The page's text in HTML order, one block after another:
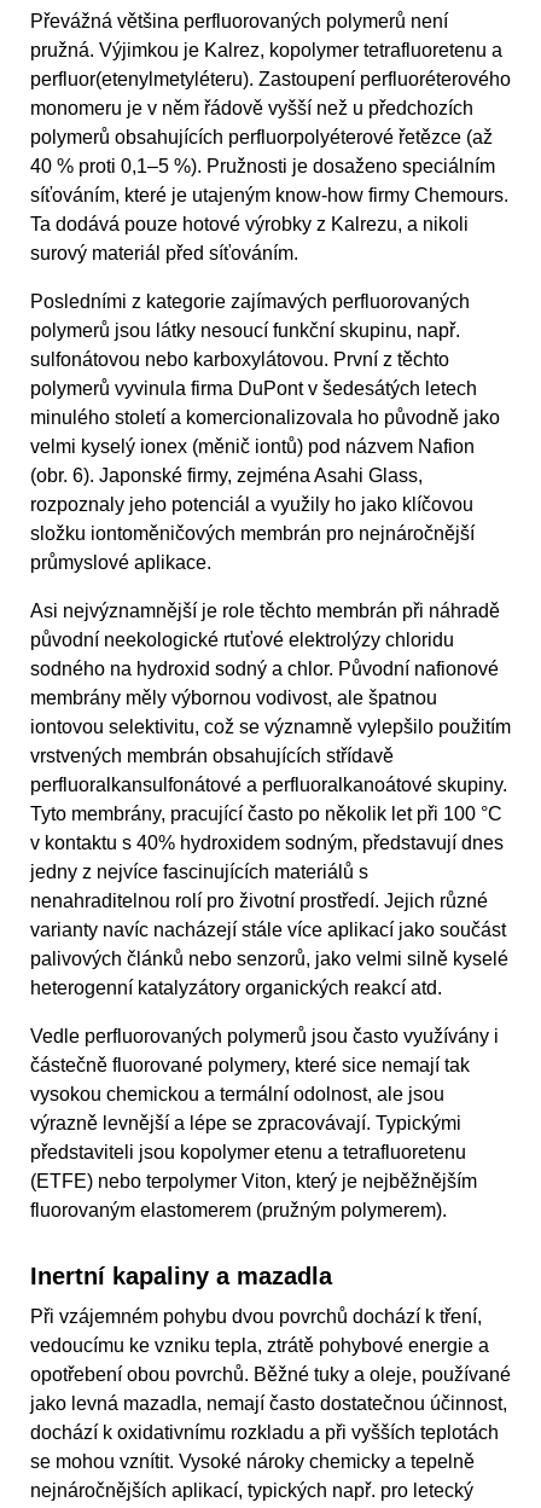
Převážná většina perfluorovaných polymerů není
pružná. Výjimkou je Kalrez, kopolymer tetrafluoretenu a
perfluor(etenylmetyléteru). Zastoupení perfluoréterového
monomeru je v něm řádově vyšší než u předchozích
polymerů obsahujících perfluorpolyéterové řetězce (až
40 % proti 0,1–5 %). Pružnosti je dosaženo speciálním
síťováním, které je utajeným know-how firmy Chemours.
Ta dodává pouze hotové výrobky z Kalrezu, a nikoli
surový materiál před síťováním.
Posledními z kategorie zajímavých perfluorovaných
polymerů jsou látky nesoucí funkční skupinu, např.
sulfonátovou nebo karboxylátovou. První z těchto
polymerů vyvinula firma DuPont v šedesátých letech
minulého století a komercionalizovala ho původně jako
velmi kyselý ionex (měnič iontů) pod názvem Nafion
(obr. 6). Japonské firmy, zejména Asahi Glass,
rozpoznaly jeho potenciál a využily ho jako klíčovou
složku iontoměničových membrán pro nejnáročnější
průmyslové aplikace.
Asi nejvýznamnější je role těchto membrán při náhradě
původní neekologické rtuťové elektrolýzy chloridu
sodného na hydroxid sodný a chlor. Původní nafionové
membrány měly výbornou vodivost, ale špatnou
iontovou selektivitu, což se významně vylepšilo použitím
vrstvených membrán obsahujících střídavě
perfluoralkansulfonátové a perfluoralkanoátové skupiny.
Tyto membrány, pracující často po několik let při 100 °C
v kontaktu s 40% hydroxidem sodným, představují dnes
jedny z nejvíce fascinujících materiálů s
nenahraditelnou rolí pro životní prostředí. Jejich různé
varianty navíc nacházejí stále více aplikací jako součást
palivových článků nebo senzorů, jako velmi silně kyselé
heterogenní katalyzátory organických reakcí atd.
Vedle perfluorovaných polymerů jsou často využívány i
částečně fluorované polymery, které sice nemají tak
vysokou chemickou a termální odolnost, ale jsou
výrazně levnější a lépe se zpracovávají. Typickými
představiteli jsou kopolymer etenu a tetrafluoretenu
(ETFE) nebo terpolymer Viton, který je nejběžnějším
fluorovaným elastomerem (pružným polymerem).
Inertní kapaliny a mazadla
Při vzájemném pohybu dvou povrchů dochází k tření,
vedoucímu ke vzniku tepla, ztrátě pohybové energie a
opotřebení obou povrchů. Běžné tuky a oleje, používané
jako levná mazadla, nemají často dostatečnou účinnost,
dochází k oxidativnímu rozkladu a při vyšších teplotách
se mohou vznítit. Vysoké nároky chemicky a tepelně
nejnáročnějších aplikací, typických např. pro letecký